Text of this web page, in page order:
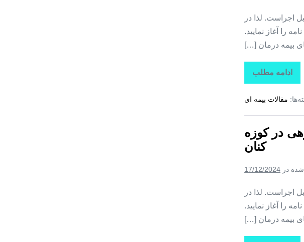
اجراست. لذا در
را آغاز نمایید.
بیمه درمان […]
ادامه مطلب
تاراز
بیمه
بیمه
درمان
+
بیمه
درمان
در
مقالات بیمه ای
در کوزه
کنان
در 17/12/2024
اجراست. لذا در
را آغاز نمایید.
بیمه درمان […]